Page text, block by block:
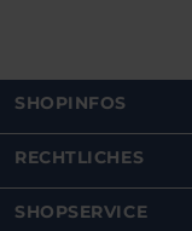
SHOPINFOS
RECHTLICHES
SHOPSERVICE